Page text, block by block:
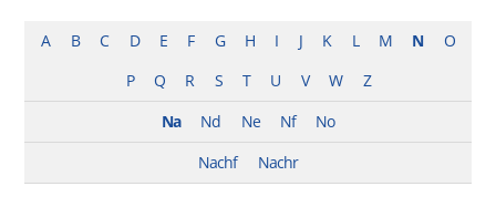
A B C D E F G H I J K L M N
O
P
Q R S T U V W
Z
Na
Nd Ne Nf
No
Nachf
Nachr